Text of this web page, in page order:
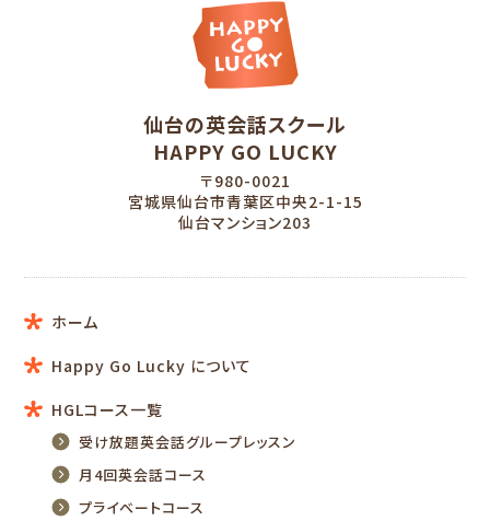
仙台の英会話スクール
HAPPY GO LUCKY
〒980-0021
宮城県仙台市青葉区中央2-1-15
仙台マンション203
ホーム
Happy Go Lucky について
HGLコース一覧
受け放題英会話グループレッスン
月4回英会話コース
プライベートコース